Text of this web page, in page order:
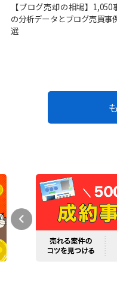
【ブログ売却の相場】1,050
の分析データとブログ売買事
選